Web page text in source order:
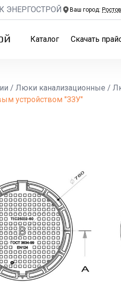
ЭНЕРГОСТРОЙ Ваш город:
Каталог Скачать
/ Люки канализационные /
устройством "ЗЗУ"